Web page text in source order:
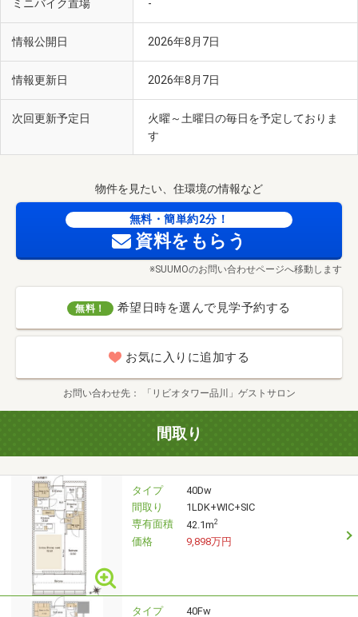
ミニバイク置場 -
情報公開日 2026年8月7日
情報更新日 2026年8月7日
次回更新予定日
火曜～土曜日の毎日を予定しておりま
す
物件を見たい、住環境の情報など
無料・簡単約2分！
資料をもらう
※SUUMOのお問い合わせページへ移動します
無料！ 希望日時を選んで見学予約する
お気に入りに追加する
お問い合わせ先 「リビオタワー品川」ゲストサロン
間取り
タイプ
40Dw
間取り
1LDK+WIC+SIC
専有面積
42.1m2
価格 9,898万円
タイプ 40Fw